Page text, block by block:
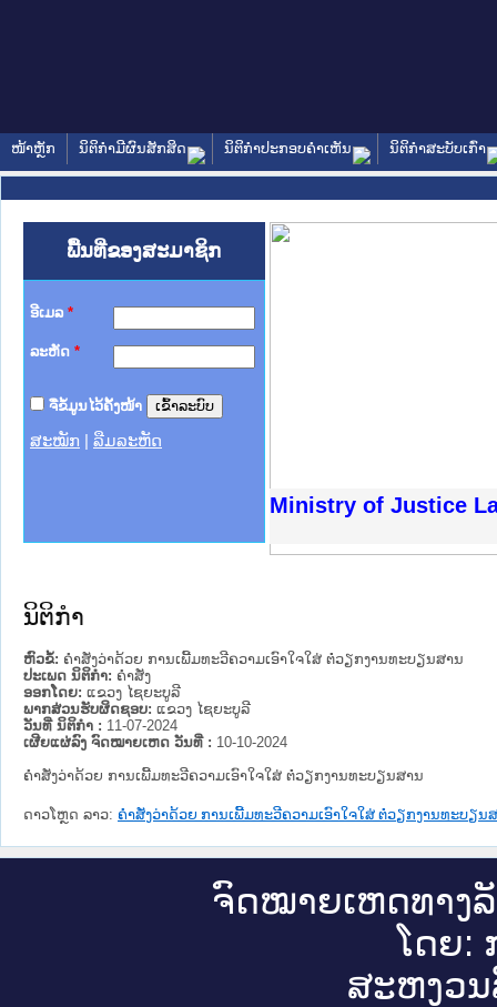
ໜ້າຫຼັກ ນິຕິກໍາມີຜົນສັກສິດ ນິຕິກໍາປະກອບຄໍາເຫັນ ນິຕິກໍາສະບັບເກົ່າ
ພື້ນທີ່ຂອງສະມາຊິກ
ອີເມລ *
ລະຫັດ *
ຈື່ຂໍ້ມູນໄວ້ຄັ້ງໜ້າ
ສະໝັກ ລືມລະຫັດ
Ministry of Justice
າຊົນ ພາກເໜືອ
ການ
ກາງ
ໃຕ້
ຕຳຫຼວດປະຊາຊົນ
ສັນຕິບານປະຊາຊົນ
ກເໜືອ
າຊົນ ພາກກາງ
ນິຕິກໍາ
ຫົວຂໍ້: ຄຳສັ່ງວ່າດ້ວຍ ການເພີ້ມທະວີຄວາມເອົາໃຈໃສ່ ຕໍ່ວຽກງານທະບຽນສານ
ປະເພດ ນິຕິກໍາ: ຄໍາສັ່ງ
ອອກໂດຍ: ແຂວງ ໄຊຍະບູລີ
ພາກສ່ວນຮັບຜິດຊອບ: ແຂວງ ໄຊຍະບູລີ
ວັນທີ່ ນິຕິກໍາ : 11-07-2024
ເຜີຍແຜ່ລົງ ຈົດໝາຍເຫດ ວັນທີ່ : 10-10-2024
ຄຳສັ່ງວ່າດ້ວຍ ການເພີ້ມທະວີຄວາມເອົາໃຈໃສ່ ຕໍ່ວຽກງານທະບຽນສານ
ດາວໂຫຼດ ລາວ: ຄຳສັ່ງວ່າດ້ວຍ ການເພີ້ມທະວີຄວາມເອົາໃຈໃສ່ ຕໍ່ວຽກງານທະບຽນ
ຈົດ​ໝາຍ​ເຫດ​ທາງ​
ໂດຍ:
ສະ​ຫງວນ​